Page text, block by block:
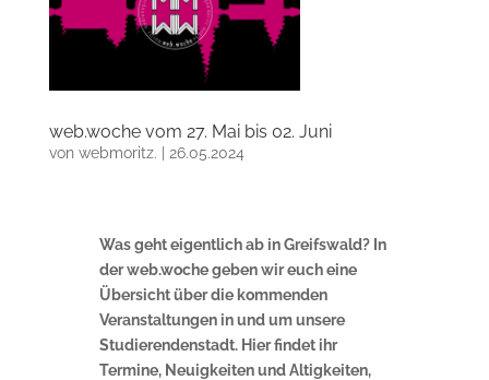
web.woche vom 27. Mai bis 02. Juni
von webmoritz. 26.05.2024
Was geht eigentlich ab in Greifswald? In
der web.woche geben wir euch eine
Übersicht über die kommenden
Veranstaltungen in und um unsere
Studierendenstadt. Hier findet ihr
Termine, Neuigkeiten und Altigkeiten,